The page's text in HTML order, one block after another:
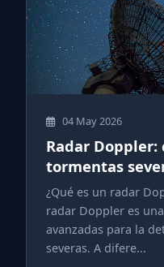
04 May 2026
Radar Doppler:
tormentas
¿Qué es un radar
radar Doppler es
avanzadas para la
severas. A difere...